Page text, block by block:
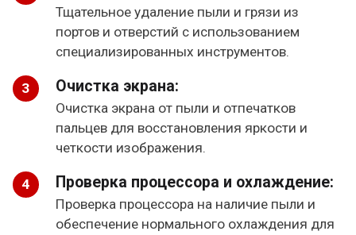
Тщательное удаление пыли и грязи из
портов и отверстий с использованием
специализированных инструментов.
Очистка экрана:
Очистка экрана от пыли и отпечатков
пальцев для восстановления яркости и
четкости изображения.
Проверка процессора и охлаждение:
Проверка процессора на наличие пыли и
обеспечение нормального охлаждения для